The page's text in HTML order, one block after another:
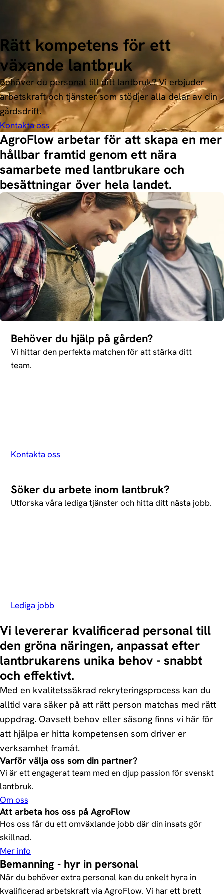
Hoppa till innehåll
Rätt kompetens för ett
växande lantbruk
Behöver du personal till ditt lantbruk? Vi erbjuder
arbetskraft och tjänster som stödjer alla delar av din
gårdsdrift.
Kontakta oss
AgroFlow arbetar för att skapa en mer
hållbar framtid genom ett nära
samarbete med lantbrukare och
besättningar över hela landet.
Behöver du hjälp på gården?
Vi hittar den perfekta matchen för att stärka ditt
team.
Kontakta oss
Söker du arbete inom lantbruk?
Utforska våra lediga tjänster och hitta ditt nästa jobb.
Lediga jobb
Vi levererar kvalificerad personal till
den gröna näringen, anpassat efter
lantbrukarens unika behov - snabbt
och effektivt.
Med en kvalitetssäkrad rekryteringsprocess kan du
alltid vara säker på att rätt person matchas med rätt
uppdrag. Oavsett behov eller säsong finns vi här för
att hjälpa er hitta kompetensen som driver er
verksamhet framåt.
Varför välja oss som din partner?
Vi är ett engagerat team med en djup passion för svenskt
lantbruk.
Om oss
Att arbeta hos oss på AgroFlow
Hos oss får du ett omväxlande jobb där din insats gör
skillnad.
Mer info
Bemanning - hyr in personal
När du behöver extra personal kan du enkelt hyra in
kvalificerad arbetskraft via AgroFlow. Vi har ett brett